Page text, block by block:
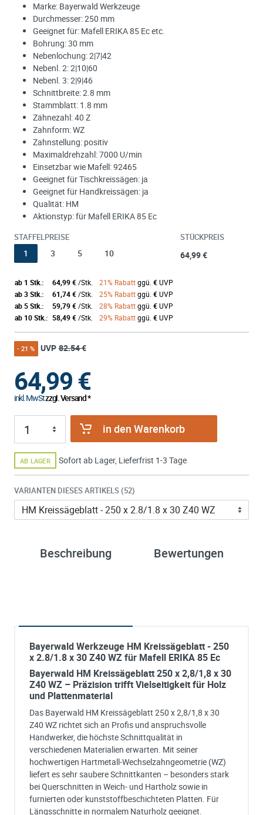
Marke: Bayerwald Werkzeuge
Durchmesser: 250 mm
Geeignet für: Mafell ERIKA 85 Ec etc.
Bohrung: 30 mm
Nebenlochung: 2|7|42
Nebenl. 2: 2|10|60
Nebenl. 3: 2|9|46
Schnittbreite: 2.8 mm
Stammblatt: 1.8 mm
Zähnezahl: 40 Z
Zahnform: WZ
Zahnstellung: positiv
Maximaldrehzahl: 7000 U/min
Einsetzbar wie Mafell: 92465
Geeignet für Tischkreissägen: ja
Geeignet für Handkreissägen: ja
Qualität: HM
Aktionstyp: für Mafell ERIKA 85 Ec
STAFFELPREISE
1 3 5 10
STÜCKPREIS
64,99 €
ab 1 Stk.: 64,99 €/Stk. 21% Rabattggü. €UVP
ab 3 Stk.:
61,74 €/Stk. 25% Rabattggü. €UVP
ab 5 Stk.:
59,79 €/Stk. 28% Rabattggü. €UVP
ab 10 Stk.: 58,49 €/Stk. 29% Rabattggü. €UVP
- 21 % UVP 82.54 €
64,99€
inkl. MwStzzgl. Versand *
in den Warenkorb
AB LAGER Sofort ab Lager, Lieferfrist 1-3 Tage
VARIANTEN DIESES ARTIKELS (52)
Beschreibung Bewertungen
Bayerwald Werkzeuge HM Kreissägeblatt - 250
x 2.8/1.8 x 30 Z40 WZ für Mafell ERIKA 85 Ec
Bayerwald HM Kreissägeblatt 250 x 2,8/1,8 x 30
Z40 WZ – Präzision trifft Vielseitigkeit für Holz
und Plattenmaterial
Das Bayerwald HM Kreissägeblatt 250 x 2,8/1,8 x 30
Z40 WZ richtet sich an Profis und anspruchsvolle
Handwerker, die höchste Schnittqualität in
verschiedenen Materialien erwarten. Mit seiner
hochwertigen Hartmetall-Wechselzahngeometrie (WZ)
liefert es sehr saubere Schnittkanten – besonders stark
bei Querschnitten in Weich- und Hartholz sowie in
furnierten oder kunststoffbeschichteten Platten. Für
Längsschnitte in normalem Naturholz geeignet.